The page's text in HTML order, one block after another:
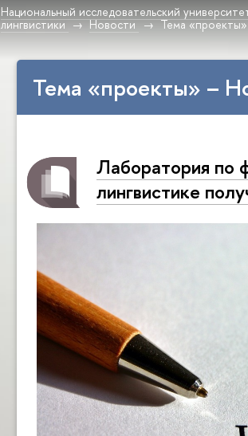
Национальный исследовательский
лингвистики
Новости Тема «проекты»
Тема «проекты» –
Лаборатория по
лингвистике